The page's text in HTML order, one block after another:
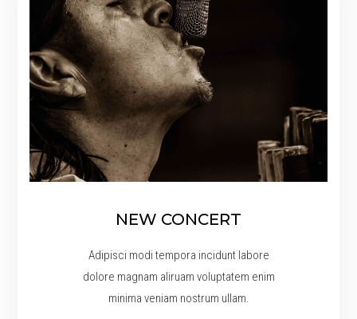
NEW CONCERT
Adipisci modi tempora incidunt labore
dolore magnam aliruam voluptatem enim
minima veniam nostrum ullam.